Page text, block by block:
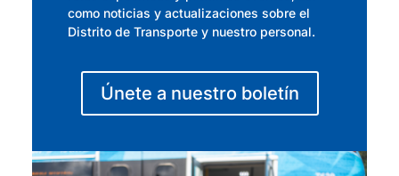
como noticias y actualizaciones sobre el
Distrito de Transporte y nuestro personal.
Únete a nuestro boletín